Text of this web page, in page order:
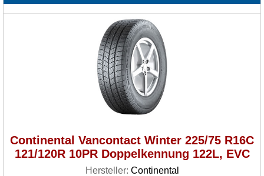
Continental Vancontact Winter 225/75 R16C
121/120R 10PR Doppelkennung 122L, EVC
Hersteller: Continental